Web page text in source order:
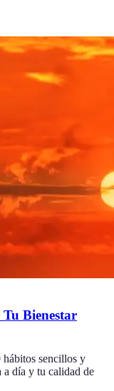
Bienestar
hábitos sencillos y
a día y tu calidad de